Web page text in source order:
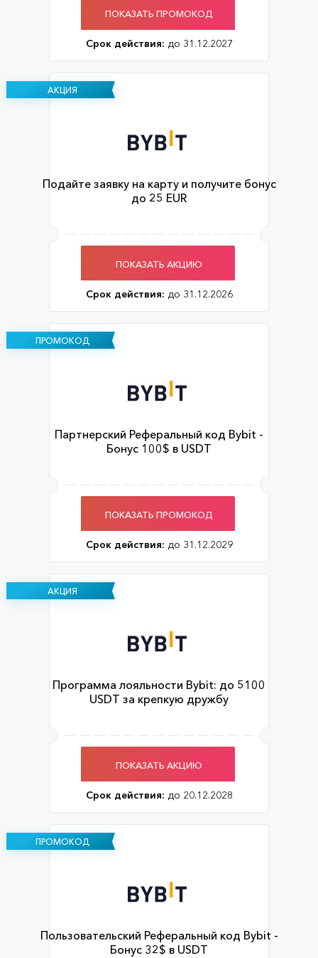
ПОКАЗАТЬ ПРОМОКОД
Срок действия: до 31.12.2027
АКЦИЯ
Подайте заявку на карту и получите бонус
до 25 EUR
ПОКАЗАТЬ АКЦИЮ
Срок действия: до 31.12.2026
ПРОМОКОД
Партнерский Реферальный код Bybit -
Бонус 100$ в USDT
ПОКАЗАТЬ ПРОМОКОД
Срок действия: до 31.12.2029
АКЦИЯ
Программа лояльности Bybit: до 5100
USDT за крепкую дружбу
ПОКАЗАТЬ АКЦИЮ
Срок действия: до 20.12.2028
ПРОМОКОД
Пользовательский Реферальный код Bybit -
Бонус 32$ в USDT